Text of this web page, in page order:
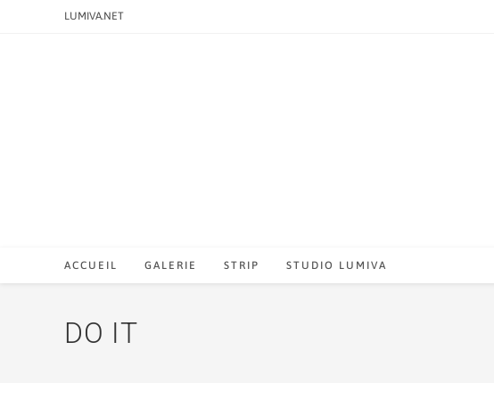
LUMIVA.NET
ACCUEIL GALERIE STRIP STUDIO LUMIVA
DO IT